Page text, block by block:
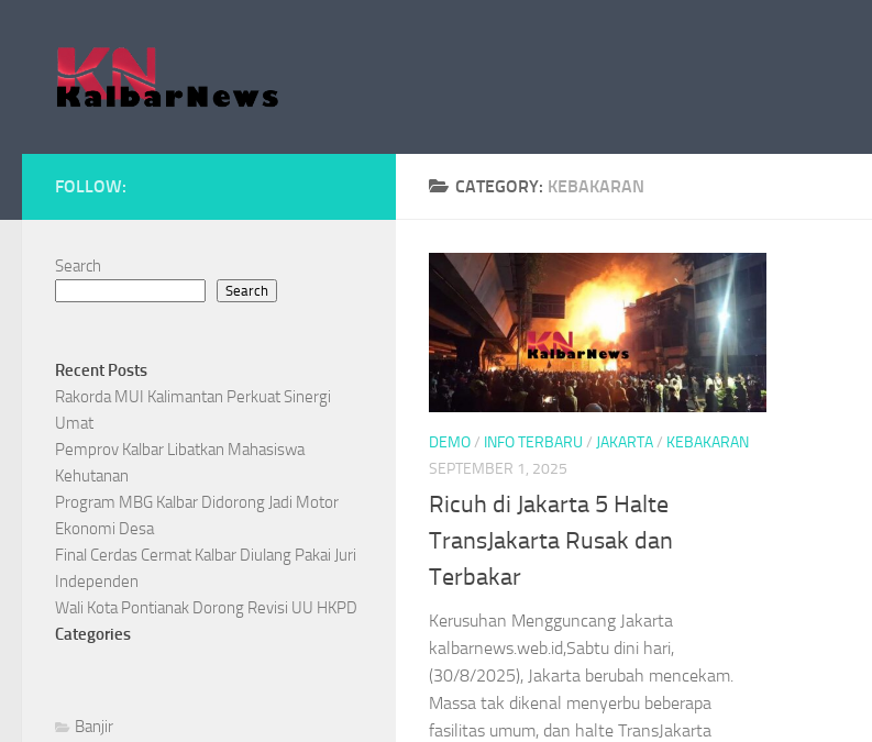
CATEGORY: KEBAKARAN
DEMO/ INFO TERBARU / JAKARTA/ KEBAKARAN
SEPTEMBER 1, 2025
Ricuh di Jakarta 5 Halte
TransJakarta Rusak dan
Terbakar
Kerusuhan Mengguncang Jakarta
kalbarnews.web.id,Sabtu dini hari,
(30/8/2025), Jakarta berubah mencekam.
Massa tak dikenal menyerbu beberapa
fasilitas umum, dan halte TransJakarta
FOLLOW:
Search
Search
Recent Posts
Rakorda MUI Kalimantan Perkuat Sinergi
Umat
Pemprov Kalbar Libatkan Mahasiswa
Kehutanan
Program MBG Kalbar Didorong Jadi Motor
Ekonomi Desa
Final Cerdas Cermat Kalbar Diulang Pakai Juri
Independen
Wali Kota Pontianak Dorong Revisi UU HKPD
Categories
Banjir